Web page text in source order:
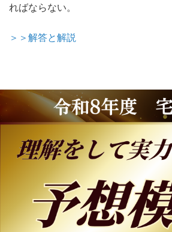
ればならない。
＞＞解答と解説